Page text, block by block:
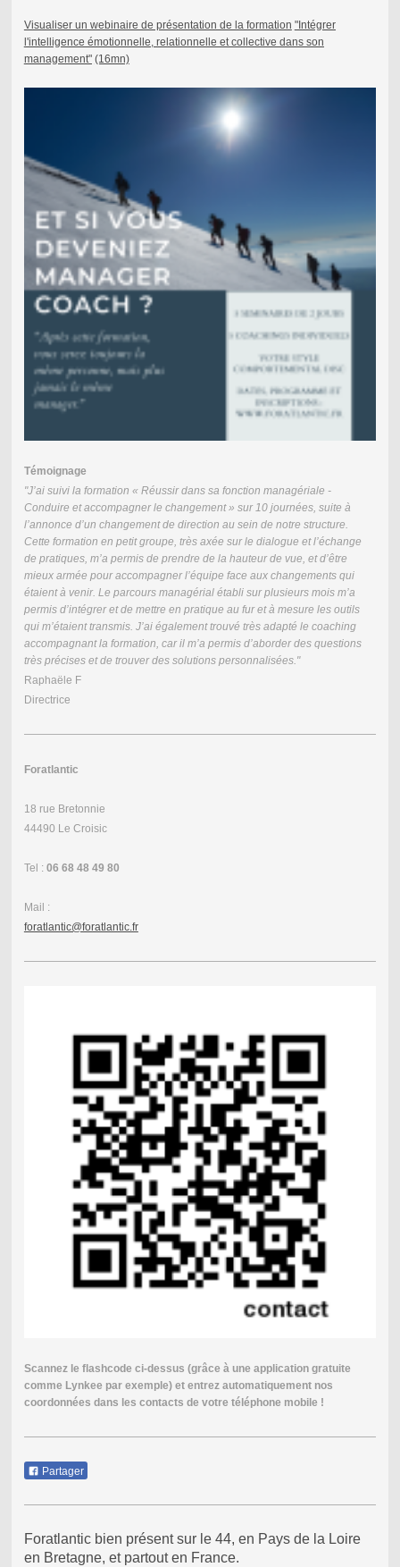
Visualiser un webinaire de présentation de la formation "Intégrer
l'intelligence émotionnelle, relationnelle et collective dans son
management" (16mn)
Témoignage
"J’ai suivi la formation « Réussir dans sa fonction managériale -
Conduire et accompagner le changement » sur 10 journées, suite à
l’annonce d’un changement de direction au sein de notre structure.
Cette formation en petit groupe, très axée sur le dialogue et l’échange
de pratiques, m’a permis de prendre de la hauteur de vue, et d’être
mieux armée pour accompagner l’équipe face aux changements qui
étaient à venir. Le parcours managérial établi sur plusieurs mois m’a
permis d’intégrer et de mettre en pratique au fur et à mesure les outils
qui m’étaient transmis. J’ai également trouvé très adapté le coaching
accompagnant la formation, car il m’a permis d’aborder des questions
très précises et de trouver des solutions personnalisées."
Raphaële F
Directrice
Foratlantic
18 rue Bretonnie
44490 Le Croisic
Tel : 06 68 48 49 80
Mail :
foratlantic@foratlantic.fr
Scannez le flashcode ci-dessus (grâce à une application gratuite
comme Lynkee par exemple) et entrez automatiquement nos
coordonnées dans les contacts de votre téléphone mobile !
Partager
Foratlantic bien présent sur le 44, en Pays de la Loire
en Bretagne, et partout en France.